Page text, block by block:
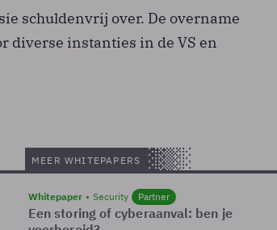
schuldenvrij over. De overname
diverse instanties in de VS en
MEER WHITEPAPERS
Whitepaper Security Partner
Een storing of cyberaanval: ben je